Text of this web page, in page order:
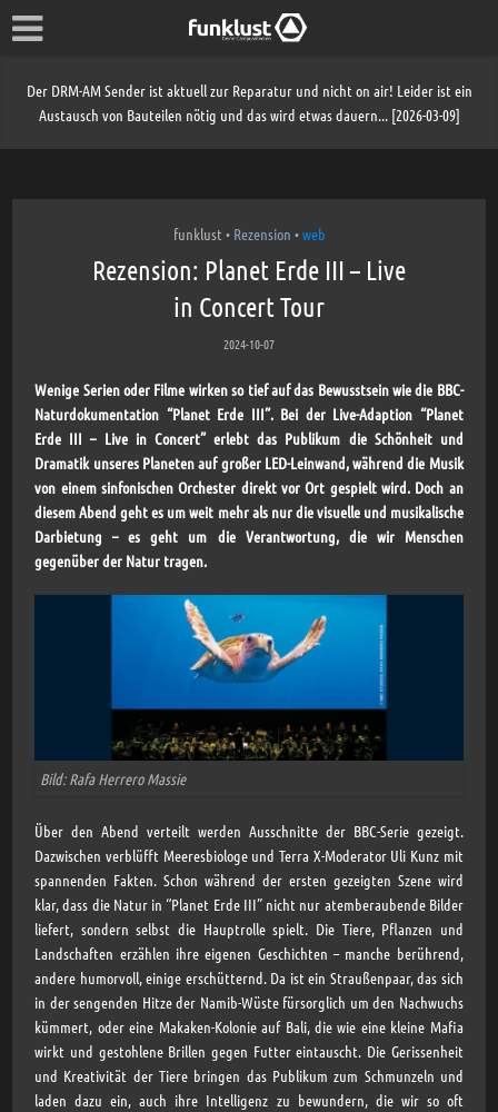
Der DRM-AM Sender ist aktuell zur Reparatur und nicht on air! Leider ist ein
Austausch von Bauteilen nötig und das wird etwas dauern... [2026-03-09]
funklust • Rezension • web
Rezension: Planet Erde III – Live
in Concert Tour
2024-10-07
Wenige Serien oder Filme wirken so tief auf das Bewusstsein wie die BBC-
Naturdokumentation “Planet Erde III”. Bei der Live-Adaption “Planet
Erde III – Live in Concert” erlebt das Publikum die Schönheit und
Dramatik unseres Planeten auf großer LED-Leinwand, während die Musik
von einem sinfonischen Orchester direkt vor Ort gespielt wird. Doch an
diesem Abend geht es um weit mehr als nur die visuelle und musikalische
Darbietung – es geht um die Verantwortung, die wir Menschen
gegenüber der Natur tragen.
Bild: Rafa Herrero Massie
Über den Abend verteilt werden Ausschnitte der BBC-Serie gezeigt.
Dazwischen verblüfft Meeresbiologe und Terra X-Moderator Uli Kunz mit
spannenden Fakten. Schon während der ersten gezeigten Szene wird
klar, dass die Natur in “Planet Erde III” nicht nur atemberaubende Bilder
liefert, sondern selbst die Hauptrolle spielt. Die Tiere, Pflanzen und
Landschaften erzählen ihre eigenen Geschichten – manche berührend,
andere humorvoll, einige erschütternd. Da ist ein Straußenpaar, das sich
in der sengenden Hitze der Namib-Wüste fürsorglich um den Nachwuchs
kümmert, oder eine Makaken-Kolonie auf Bali, die wie eine kleine Mafia
wirkt und gestohlene Brillen gegen Futter eintauscht. Die Gerissenheit
und Kreativität der Tiere bringen das Publikum zum Schmunzeln und
laden dazu ein, auch ihre Intelligenz zu bewundern, die wir so oft